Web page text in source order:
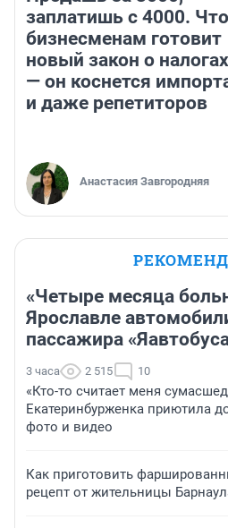
заплатишь с 4000. Что
бизнесменам готовит
новый закон о налогах
— он коснется
и даже репетиторов
Анастасия Завгородняя
«Четыре месяца
Ярославле
пассажира
3 часа 2 515 10
«Кто-то считает меня
Екатеринбурженка приютила
фото и видео
Как приготовить
рецепт от жительницы